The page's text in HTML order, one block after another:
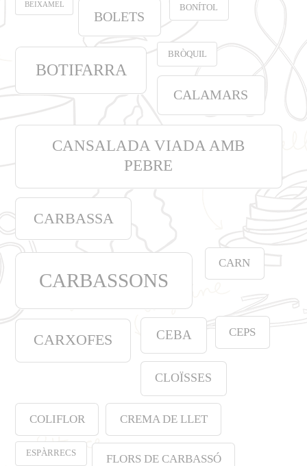
BEIXAMEL
BOLETS
BONÍTOL
BOTIFARRA
BRÒQUIL
CALAMARS
CANSALADA VIADA AMB
PEBRE
CARBASSA
CARBASSONS
CARN
CARXOFES CEBA CEPS
CLOÏSSES
COLIFLOR CREMA DE LLET
ESPÀRRECS FLORS DE CARBASSÓ